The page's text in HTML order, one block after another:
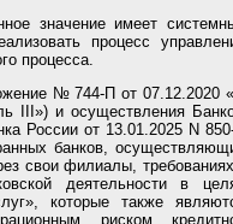
значение имеет
процесс
процесса.
№ 744-П от 07.12.2020
III») и осуществления
России от 13.01.2025 N
банков,
свои филиалы,
деятельности в
которые также
риском